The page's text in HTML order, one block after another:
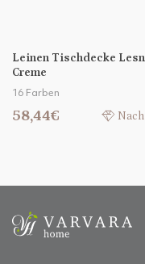
Leinen Tischdecke
Creme
16 Farben
58,44€